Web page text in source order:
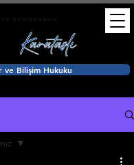
ve Bilişim Hukuku